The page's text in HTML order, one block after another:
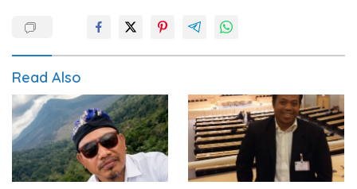
Read Also